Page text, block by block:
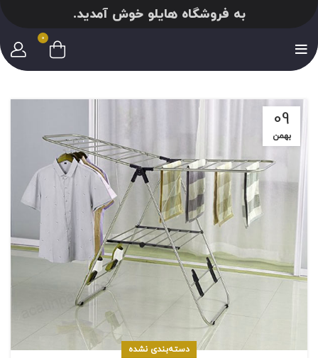
به فروشگاه هایلو خوش آمدید.
0
09
بهمن
دسته‌بندی نشده